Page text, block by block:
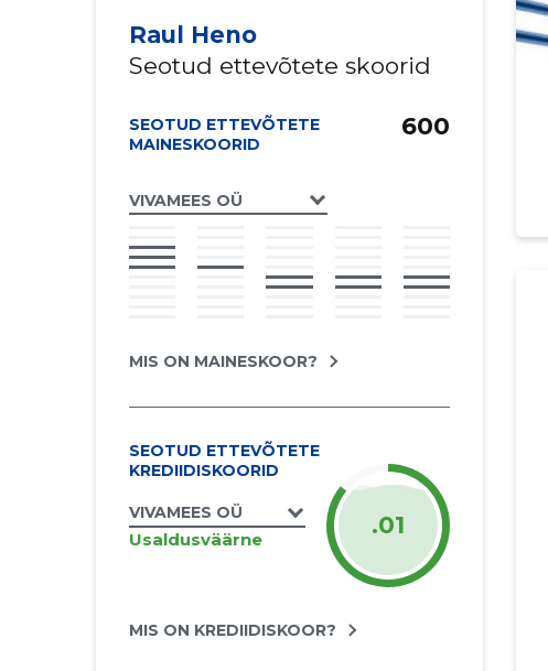
Raul Heno
Seotud ettevõtete skoorid
SEOTUD ETTEVÕTETE
MAINESKOORID
VIVAMEES OÜ
600
MIS ON MAINESKOOR?
SEOTUD ETTEVÕTETE
KREDIIDISKOORID
VIVAMEES OÜ
Usaldusväärne .01
MIS ON KREDIIDISKOOR?